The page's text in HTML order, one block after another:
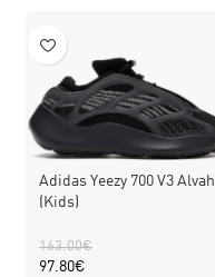
Adidas Yeezy 700 V3 Alvah
(Kids)
163.00€
97.80€